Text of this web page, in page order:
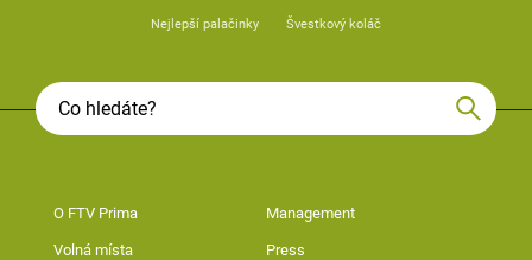
Nejlepší palačinky Švestkový koláč
O FTV Prima Management
Volná místa Press